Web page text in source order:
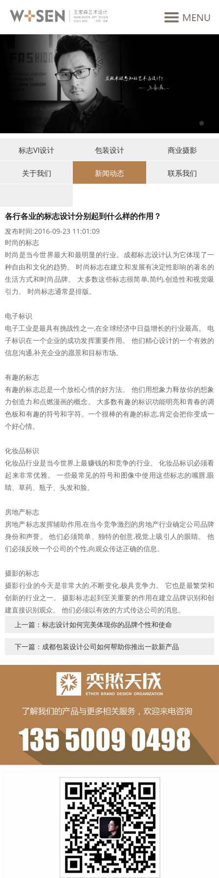
标志VI设计 包装设计 商业摄影
关于我们 新闻动态 联系我们
各行各业的标志设计分别起到什么样的作用？
发布时间:2016-09-23 11:01:09
时尚的标志
时尚是当今世界最大和最明显的行业。成都标志设计认为它体现了一
种自由和文化的趋势。 时尚标志在建立和发展有决定性影响的著名的
生活方式和时尚品牌。 大多数这些标志很简单,简约,创造性和视觉吸
引力。 时尚标志通常是排版。
电子标识
电子工业是最具有挑战性之一,在全球经济中日益增长的行业最高。 电
子标识在一个企业的成功发挥重要作用。 他们精心设计的一个有效的
信息沟通,补充企业的愿景和目标市场。
有趣的标志
有趣的标志总是一个放松心情的好方法。 他们用想象力释放你的想象
力创造力和点燃漫画的概念。 大多数有趣的标识功能明亮和青春的调
色板和有趣的符号和字符。一个很棒的有趣的标志,肯定会把你变成一
个好心情。
化妆品标识
化妆品行业是当今世界上最赚钱的和竞争的行业。 化妆品标识必须看
起来非常优雅。 一些最常见的符号和图像中使用这些标志的嘴唇,眼
睛、草药、瓶子、头发和脸。
房地产标志
房地产标志发挥辅助作用,在当今竞争激烈的房地产行业确定公司品牌
身份和声誉。 他们必须简单、独特的创意,视觉上吸引人的眼睛。 他
们必须反映一个公司的个性,向观众传达正确的信息。
摄影的标志
摄影行业的今天是非常大的,不断变化,极具竞争力。 它也是最繁荣和
创新的行业之一。 摄影标志起到至关重要的作用在建立品牌识别和创
建直接识别观众。 他们必须以有效的方式传达公司的消息。
上一篇：标志设计如何完美体现你的品牌个性和使命
下一篇：成都包装设计公司如何帮助你推出一款新产品